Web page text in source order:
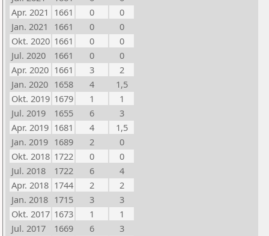
Apr. 2021 1661 0
0
Jan. 2021
1661 0
0
Okt. 2020 1661 0
0
Jul. 2020
1661 0
0
Apr. 2020 1661 3
2
Jan. 2020 1658 4
1,5
Okt. 2019 1679 1
1
Jul. 2019
1655 6
3
Apr. 2019 1681 4
1,5
Jan. 2019 1689 2
0
Okt. 2018 1722 0
0
Jul. 2018
1722 6
4
Apr. 2018 1744 2
2
Jan. 2018 1715 3
3
Okt. 2017 1673 1
1
Jul. 2017
1669 6
3